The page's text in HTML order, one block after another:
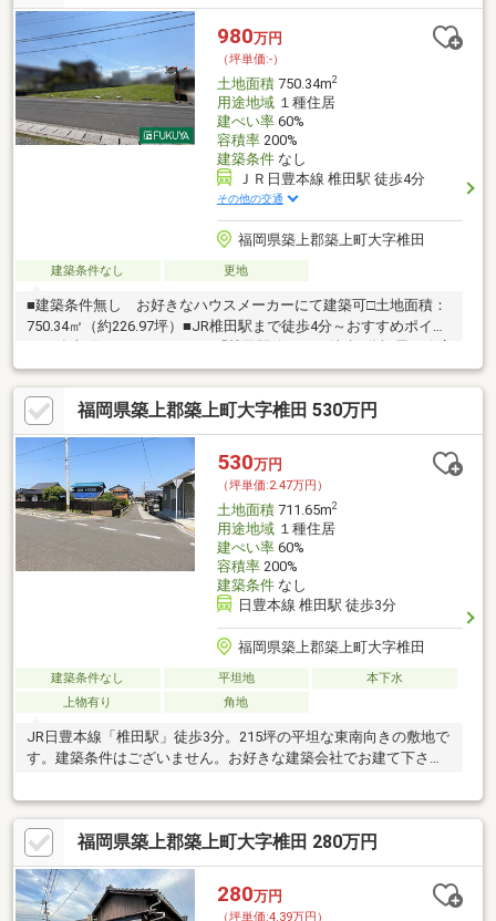
980万円
（坪単価:-）
土地面積750.34m2
用途地域１種住居
建ぺい率60%
容積率200%
建築条件なし
ＪＲ日豊本線 椎田駅 徒歩4分
その他の交通
福岡県築上郡築上町大字椎田
建築条件なし 更地
■建築条件無し お好きなハウスメーカーにて建築可□土地面積：
750.34㎡（約226.97坪）■JR椎田駅まで徒歩4分～おすすめポイン
にて建物プランを無料で作成させていただきますお気軽にご相談
下さいませ～ライフインフォメーション～椎田小学校 約670m椎
田中学校 約1100mローソン椎田天神店 約420mルミエール椎田
店 約2320m築上町役場 約770m弊社の営業時間内（木曜日～月
曜日、10時～19時、一部例外有）であれば、いつでもご見学可能
です。お気軽にお問合せ下さいませ。
福岡県築上郡築上町大字椎田 530万円
530万円
（坪単価:2.47万円）
土地面積711.65m2
用途地域１種住居
建ぺい率60%
容積率200%
建築条件なし
日豊本線 椎田駅 徒歩3分
福岡県築上郡築上町大字椎田
建築条件なし 平坦地
本下水
上物有り
角地
JR日豊本線「椎田駅」徒歩3分。215坪の平坦な東南向きの敷地で
す。建築条件はございません。お好きな建築会社でお建て下さ
福岡県築上郡築上町大字椎田 280万円
280万円
（坪単価:4.39万円）